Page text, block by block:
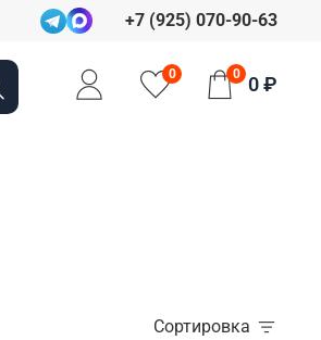
+7 (925) 070-90-63
0 0 0 ₽
Сортировка